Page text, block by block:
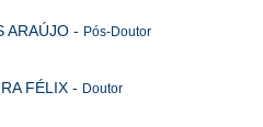
ARAÚJO - Pós-Doutor
FÉLIX - Doutor